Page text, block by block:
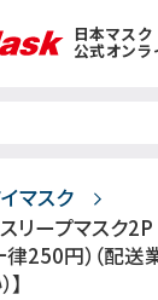
日本マスク
公式オンラ
マスク
ープマスク2P （
250円）（配